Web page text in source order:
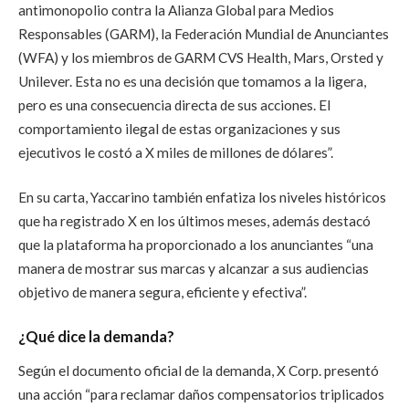
antimonopolio contra la Alianza Global para Medios
Responsables (GARM), la Federación Mundial de Anunciantes
(WFA) y los miembros de GARM CVS Health, Mars, Orsted y
Unilever. Esta no es una decisión que tomamos a la ligera,
pero es una consecuencia directa de sus acciones. El
comportamiento ilegal de estas organizaciones y sus
ejecutivos le costó a X miles de millones de dólares”.
En su carta, Yaccarino también enfatiza los niveles históricos
que ha registrado X en los últimos meses, además destacó
que la plataforma ha proporcionado a los anunciantes “una
manera de mostrar sus marcas y alcanzar a sus audiencias
objetivo de manera segura, eficiente y efectiva”.
¿Qué dice la demanda?
Según el documento oficial de la demanda, X Corp. presentó
una acción “para reclamar daños compensatorios triplicados